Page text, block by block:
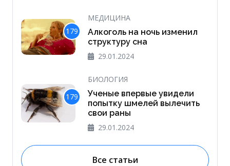
179
МЕДИЦИНА
Алкоголь на ночь изменил
структуру сна
29.01.2024
179
БИОЛОГИЯ
Ученые впервые увидели
попытку шмелей вылечить
свои раны
29.01.2024
Все статьи